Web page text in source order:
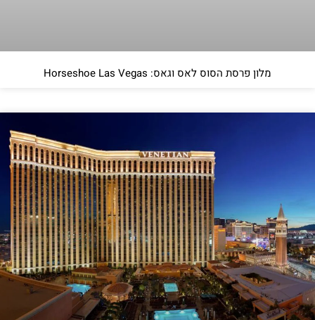
מלון פרסת הסוס לאס וגאס: Horseshoe Las Vegas